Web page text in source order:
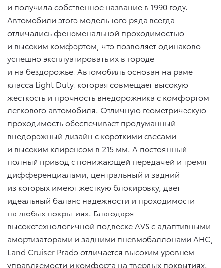
и получила собственное название в 1990 году.
Автомобили этого модельного ряда всегда
отличались феноменальной проходимостью
и высоким комфортом, что позволяет одинаково
успешно эксплуатировать их в городе
и на бездорожье. Автомобиль основан на раме
класса Light Duty, которая совмещает высокую
жесткость и прочность внедорожника с комфортом
легкового автомобиля. Отличную геометрическую
проходимость обеспечивает продуманный
внедорожный дизайн с короткими свесами
и высоким клиренсом в 215 мм. А постоянный
полный привод с понижающей передачей и тремя
дифференциалами, центральный и задний
из которых имеют жесткую блокировку, дает
идеальный баланс надежности и проходимости
на любых покрытиях. Благодаря
высокотехнологичной подвеске AVS с адаптивными
амортизаторами и задними пневмобаллонами AHC,
Land Cruiser Prado отличается высоким уровнем
управляемости и комфорта на твердых покрытиях.